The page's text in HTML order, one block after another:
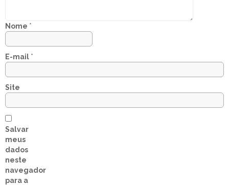
Nome *
E-mail *
Site
Salvar
meus
dados
neste
navegador
para a